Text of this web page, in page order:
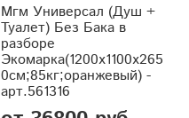
Мгм Универсал (Душ +
Туалет) Без Бака в
разборе
Экомарка(1200x1100x265
0см;85кг;оранжевый) -
арт.561316